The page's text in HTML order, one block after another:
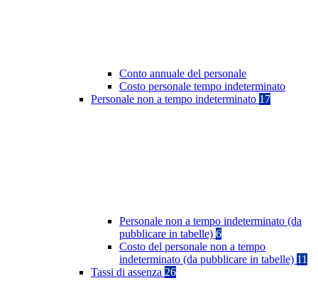
Conto annuale del personale
Costo personale tempo indeterminato
Personale non a tempo indeterminato 17
Personale non a tempo indeterminato (da
pubblicare in tabelle) 6
Costo del personale non a tempo
indeterminato (da pubblicare in tabelle) 11
Tassi di assenza 26